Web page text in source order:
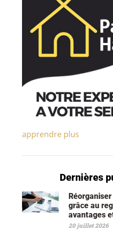
apprendre plus
Dernières
grâce au
avantages
20 juillet 2026